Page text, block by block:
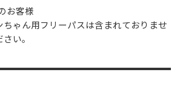
お客様
ちゃん用フリーパスは含まれておりませ
い。